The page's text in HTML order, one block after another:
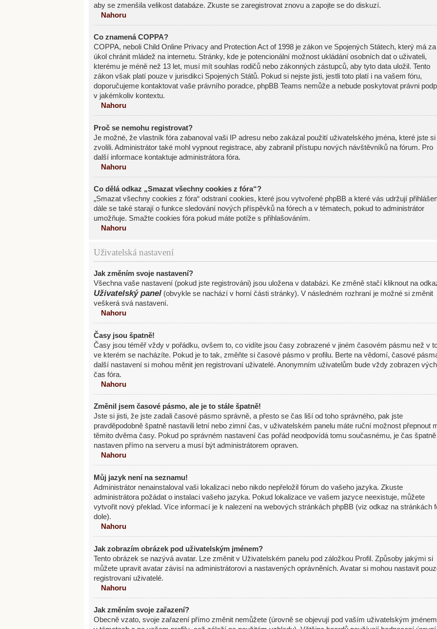
aby se zmenšila velikost databáze. Zkuste se zaregistrovat znovu a zapojte se do diskuzí.
Nahoru
Co znamená COPPA?
COPPA, neboli Child Online Privacy and Protection Act of 1998 je zákon ve Spojených Státech, který má za
úkol chránit mládež na internetu. Stránky, kde je potencionální možnost ukládání osobních dat o uživateli,
kterému je méně než 13 let, musí mít souhlas rodičů nebo zákonných zástupců, aby tyto data uložil. Tento
zákon však platí pouze v jurisdikci Spojených Států. Pokud si nejste jisti, jestli toto platí i na vašem fóru,
doporučujeme kontaktovat vaše právního poradce, phpBB Teams nemůže a nebude poskytovat právni
v jakémkoliv kontextu.
Nahoru
Proč se nemohu registrovat?
Je možné, že vlastník fóra zabanoval vaši IP adresu nebo zakázal použití uživatelského jména, které jste si
zvolili. Administrátor také mohl vypnout registrace, aby zabranil přístupu nových návštěvníků na fórum. Pro
další informace kontaktuje administrátora fóra.
Nahoru
Co dělá odkaz „Smazat všechny cookies z fóra“?
„Smazat všechny cookies z fóra“ odstraní cookies, které jsou vytvořené phpBB a které vás udržují
dále se také starají o funkce sledování nových příspěvků na fórech a v tématech, pokud to administrátor
umožňuje. Smažte cookies fóra pokud máte potíže s přihlašováním.
Nahoru
Uživatelská nastavení
Jak změním svoje nastavení?
Všechna vaše nastavení (pokud jste registrováni) jsou uložena v databázi. Ke změně stačí kliknout na
Uživatelský panel (obvykle se nachází v horní části stránky). V následném rozhraní je možné si změnit
veškerá svá nastavení.
Nahoru
Časy jsou špatně!
Časy jsou téměř vždy v pořádku, ovšem to, co vidíte jsou časy zobrazené v jiném časovém pásmu než v
ve kterém se nacházíte. Pokud je to tak, změňte si časové pásmo v profilu. Berte na vědomí, časové
další nastavení si mohou měnit jen registrovaní uživatelé. Anonymním uživatelům bude vždy zobrazen
čas fóra.
Nahoru
Změnil jsem časové pásmo, ale je to stále špatně!
Jste si jisti, že jste zadali časové pásmo správně, a přesto se čas liší od toho správného, pak jste
pravděpodobně špatně nastavili letní nebo zimní čas, v uživatelském panelu máte ruční možnost přepnout
těmito dvěma časy. Pokud po správném nastavení čas pořád neodpovídá tomu současnému, je čas špatně
nastaven přímo na serveru a musí být administrátorem opraven.
Nahoru
Můj jazyk není na seznamu!
Administrátor nenainstaloval vaši lokalizaci nebo nikdo nepřeložil fórum do vašeho jazyka. Zkuste
administrátora požádat o instalaci vašeho jazyka. Pokud lokalizace ve vašem jazyce neexistuje, můžete
vytvořit nový překlad. Více informací je k nalezení na webových stránkách phpBB (viz odkaz na stránkách
dole).
Nahoru
Jak zobrazím obrázek pod uživatelským jménem?
Tento obrázek se nazývá avatar. Lze změnit v Uživatelském panelu pod záložkou Profil. Způsoby jakými si
můžete upravit avatar závisí na administrátorovi a nastavených oprávněních. Avatar si mohou nastavit
registrovaní uživatelé.
Nahoru
Jak změním svoje zařazení?
Obecně vzato, svoje zařazení přímo změnit nemůžete (úrovně se objevují pod vaším uživatelským jménem